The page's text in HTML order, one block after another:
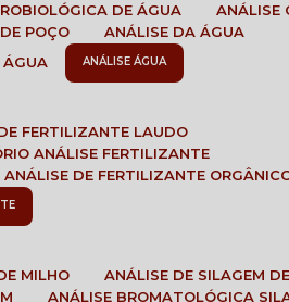
DE ÁGUA
POÇO
ANÁLISE DA ÁGUA
ÁGUA ANÁLISE ÁGUA
DE FERTILIZANTE LAUDO
ANÁLISE FERTILIZANTE
ANÁLISE DE FERTILIZANTE
MILHO
ANÁLISE DE SILAGEM
ANÁLISE BROMATOLÓGICA